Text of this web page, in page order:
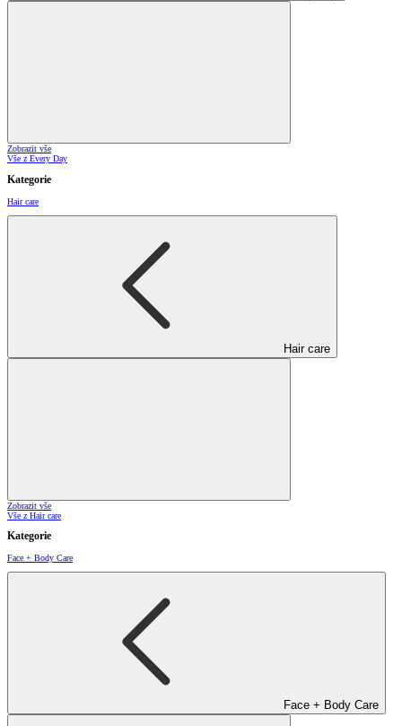
Zobrazit vše
Vše z Every Day
Kategorie
Hair care
Hair care
Zobrazit vše
Vše z Hair care
Kategorie
Face + Body Care
Face + Body Care